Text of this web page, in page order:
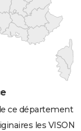
ce département
les